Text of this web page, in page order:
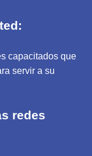
capacitados que
servir a su
redes